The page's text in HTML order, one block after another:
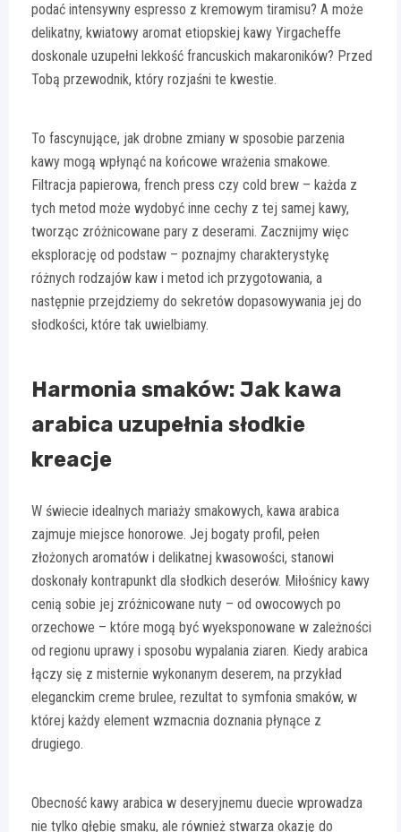
podać intensywny espresso z kremowym tiramisu? A może
delikatny, kwiatowy aromat etiopskiej kawy Yirgacheffe
doskonale uzupełni lekkość francuskich makaroników? Przed
Tobą przewodnik, który rozjaśni te kwestie.
To fascynujące, jak drobne zmiany w sposobie parzenia
kawy mogą wpłynąć na końcowe wrażenia smakowe.
Filtracja papierowa, french press czy cold brew – każda z
tych metod może wydobyć inne cechy z tej samej kawy,
tworząc zróżnicowane pary z deserami. Zacznijmy więc
eksplorację od podstaw – poznajmy charakterystykę
różnych rodzajów kaw i metod ich przygotowania, a
następnie przejdziemy do sekretów dopasowywania jej do
słodkości, które tak uwielbiamy.
Harmonia smaków: Jak kawa
arabica uzupełnia słodkie
kreacje
W świecie idealnych mariaży smakowych, kawa arabica
zajmuje miejsce honorowe. Jej bogaty profil, pełen
złożonych aromatów i delikatnej kwasowości, stanowi
doskonały kontrapunkt dla słodkich deserów. Miłośnicy kawy
cenią sobie jej zróżnicowane nuty – od owocowych po
orzechowe – które mogą być wyeksponowane w zależności
od regionu uprawy i sposobu wypalania ziaren. Kiedy arabica
łączy się z misternie wykonanym deserem, na przykład
eleganckim creme brulee, rezultat to symfonia smaków, w
której każdy element wzmacnia doznania płynące z
drugiego.
Obecność kawy arabica w deseryjnemu duecie wprowadza
nie tylko głębię smaku, ale również stwarza okazję do